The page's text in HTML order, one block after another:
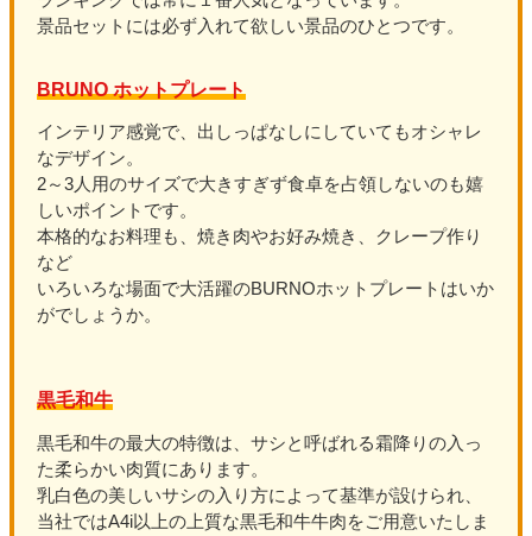
景品セットには必ず入れて欲しい景品のひとつです。
BRUNO ホットプレート
インテリア感覚で、出しっぱなしにしていてもオシャレ
なデザイン。
2～3人用のサイズで大きすぎず食卓を占領しないのも嬉
しいポイントです。
本格的なお料理も、焼き肉やお好み焼き、クレープ作り
など
いろいろな場面で大活躍のBURNOホットプレートはいか
がでしょうか。
黒毛和牛
黒毛和牛の最大の特徴は、サシと呼ばれる霜降りの入っ
た柔らかい肉質にあります。
乳白色の美しいサシの入り方によって基準が設けられ、
当社ではA4i以上の上質な黒毛和牛牛肉をご用意いたしま